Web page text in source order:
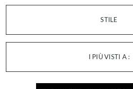
STILE
I PIÙ VISTI A :